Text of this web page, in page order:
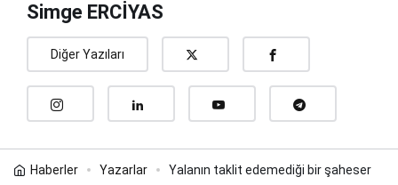
Simge ERCİYAS
Diğer Yazıları
Haberler Yazarlar Yalanın taklit edemediği bir şaheser